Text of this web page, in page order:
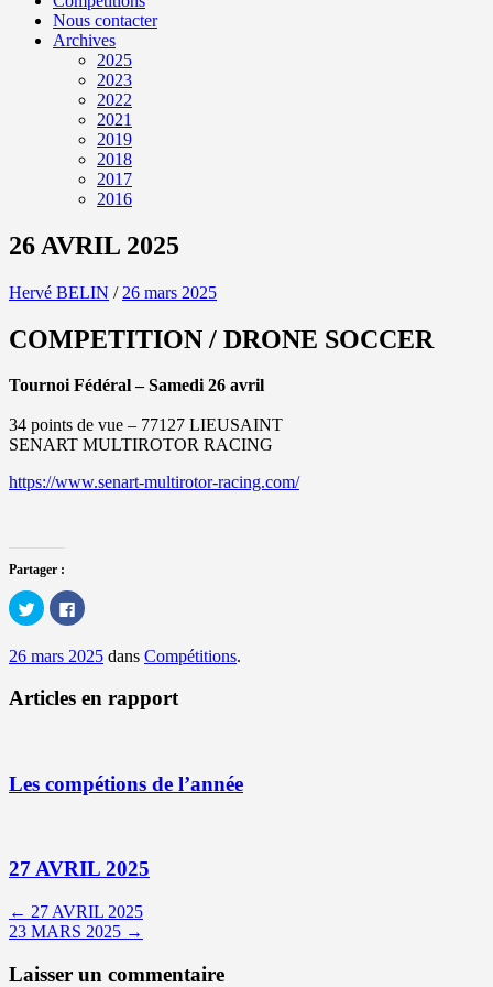
Nous contacter
Archives
2025
2023
2022
2021
2019
2018
2017
2016
26 AVRIL 2025
Hervé BELIN / 26 mars 2025
COMPETITION / DRONE SOCCER
Tournoi Fédéral – Samedi 26 avril
34 points de vue – 77127 LIEUSAINT
SENART MULTIROTOR RACING
https://www.senart-multirotor-racing.com/
Partager :
Cliquez
pour
partager
Twitter(ouvre
dans
nouvelle
fenêtre)
Cliquez
pour
Facebook(ouvre
dans
nouvelle
fenêtre)
26 mars 2025 dans Compétitions.
Articles en rapport
Les compétions de l’année
27 AVRIL 2025
Navigation
dans
les
← 27 AVRIL 2025
23 MARS 2025 →
Laisser un commentaire